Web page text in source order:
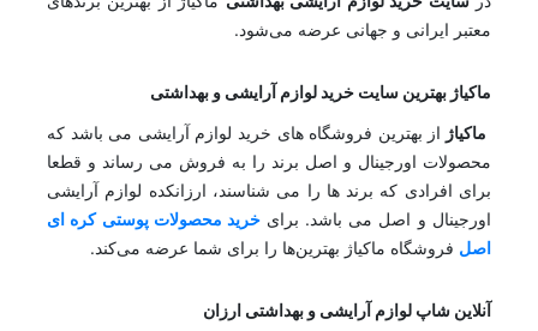
معتبر ایرانی و جهانی عرضه می‌شود.
ماکیاژ بهترین سایت خرید لوازم آرایشی و بهداشتی
ماکیاژ از بهترین فروشگاه های خرید لوازم آرایشی می باشد که
محصولات اورجینال و اصل برند را به فروش می رساند و قطعا
برای افرادی که برند ها را می شناسند، ارزانکده لوازم آرایشی
اورجینال و اصل می باشد. برای خرید محصولات پوستی کره ای
اصل فروشگاه ماکیاژ بهترین‌ها را برای شما عرضه می‌کند.
آنلاین شاپ لوازم آرایشی و بهداشتی ارزان